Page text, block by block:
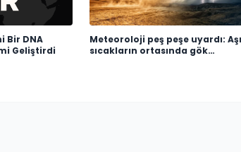
Bir DNA
Geliştirdi
Meteoroloji peş peşe uyardı:
sıcakların ortasında gök